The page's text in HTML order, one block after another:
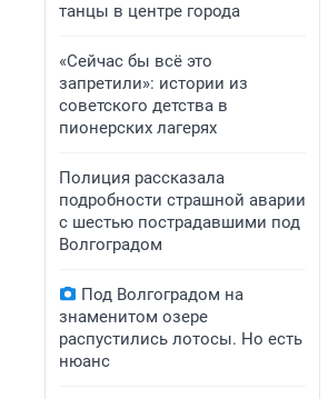
танцы в центре города
«Сейчас бы всё это
запретили»: истории из
советского детства в
пионерских лагерях
Полиция рассказала
подробности страшной аварии
с шестью пострадавшими под
Волгоградом
Под Волгоградом на
знаменитом озере
распустились лотосы. Но есть
нюанс